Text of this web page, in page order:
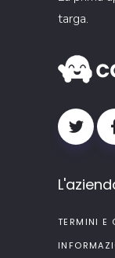
targa.
TERMINI E